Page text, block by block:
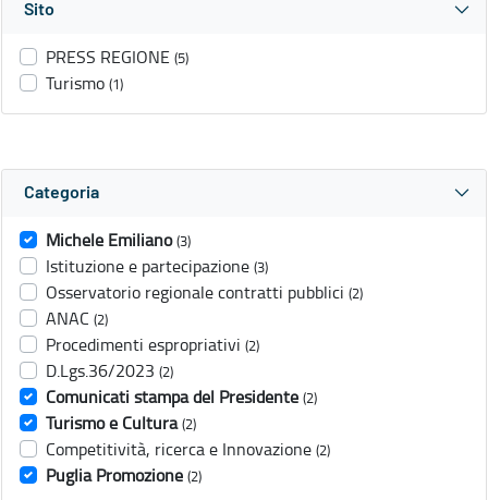
Sito
PRESS REGIONE (5)
Turismo (1)
Categoria
Michele Emiliano (3)
Istituzione e partecipazione (3)
Osservatorio regionale contratti pubblici (2)
ANAC (2)
Procedimenti espropriativi (2)
D.Lgs.36/2023 (2)
Comunicati stampa del Presidente (2)
Turismo e Cultura (2)
Competitività, ricerca e Innovazione (2)
Puglia Promozione (2)